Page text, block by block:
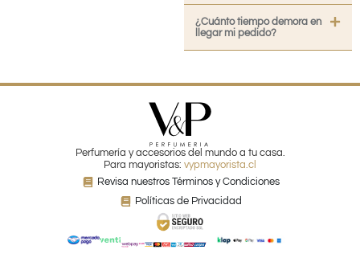
¿Cuánto tiempo demora en
llegar mi pedido?
Perfumería y accesorios del mundo a tu casa.
Para mayoristas: vypmayorista.cl
Revisa nuestros Términos y Condiciones
Políticas de Privacidad